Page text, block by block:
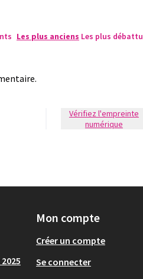
Les plus anciens Les plus
Vérifiez l'empreinte
numérique
Mon compte
Créer un compte
Se connecter